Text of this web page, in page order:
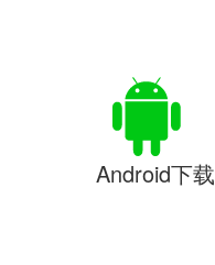
Android下载